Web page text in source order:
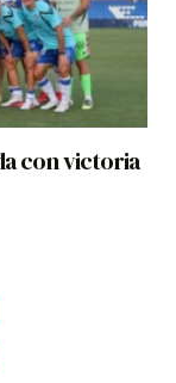
con victoria